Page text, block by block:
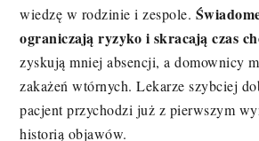
wiedzę w rodzinie i zespole.
ograniczają ryzyko i skracają czas
zyskują mniej absencji, a domownicy
zakażeń wtórnych. Lekarze szybciej
pacjent przychodzi już z pierwszym
historią objawów.